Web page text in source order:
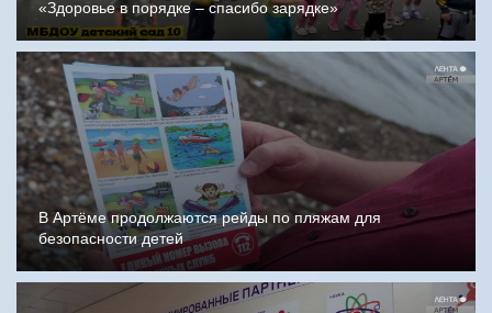
«Здоровье в порядке – спасибо зарядке»
В Артёме продолжаются рейды по пляжам для
безопасности детей